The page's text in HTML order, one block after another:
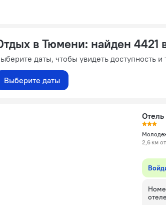
в Тюмени: найден 4421
даты, чтобы увидеть доступность
Выберите даты
2,6 км
отеле